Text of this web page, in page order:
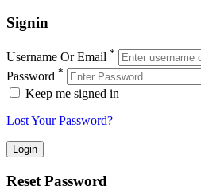
Signin
Username Or Email *
Password *
Keep me signed in
Lost Your Password?
Reset Password